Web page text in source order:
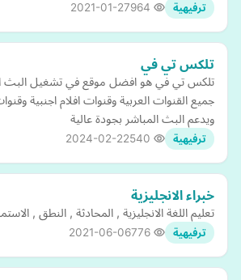
ترفيهية 2021-01-27
تلكس تي في
تلكس تي في هو افضل موقع في تشغيل البث
جميع القنوات العربية وقنوات افلام اجنبية
ويدعم البث المباشر بجودة عالية
ترفيهية 2024-02-22
خبراء الانجليزية
تعليم اللغة الانجليزية , المحادثة , النطق ,
ترفيهية 2021-06-06